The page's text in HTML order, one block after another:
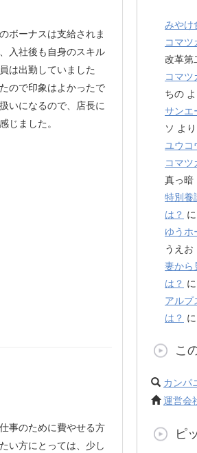
ボーナスは支給されま
入社後も自身のスキル
は出勤していました
ので印象はよかったで
いになるので、店長に
じました。
事のために費やせる方
い方にとっては、少し
みやけ
コマツ
改革第
コマツ
ちの
サンエ
ソ より
ユウコ
コマツ
真っ暗
特別養
は？
ゆうホ
うえお
妻から
は？
アルプ
は？
こ
カンパ
運営会
ピ